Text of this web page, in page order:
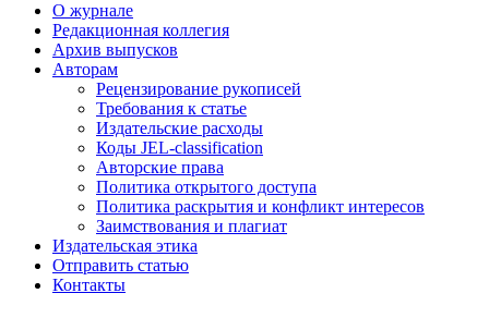
О журнале
Редакционная коллегия
Архив выпусков
Авторам
Рецензирование рукописей
Требования к статье
Издательские расходы
Коды JEL-classification
Авторские права
Политика открытого доступа
Политика раскрытия и конфликт интересов
Заимствования и плагиат
Издательская этика
Отправить статью
Контакты